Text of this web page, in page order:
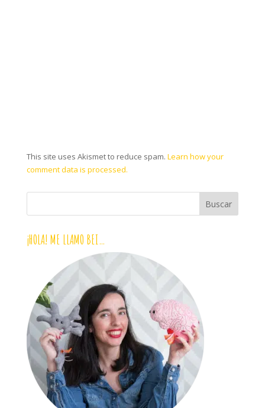
This site uses Akismet to reduce spam. Learn how your
comment data is processed.
¡HOLA! ME LLAMO BEI…